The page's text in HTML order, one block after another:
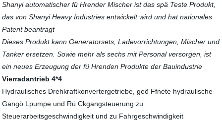
Shanyi automatischer fü Hrender Mischer ist das spä Teste Produkt,
das von Shanyi Heavy Industries entwickelt wird und hat nationales
Patent beantragt
Dieses Produkt kann Generatorsets, Ladevorrichtungen, Mischer und
Tanker ersetzen. Sowie mehr als sechs mit Personal versorgen, ist
ein neues Erzeugung der fü Hrenden Produkte der Bauindustrie
Vierradantrieb 4*4
Hydraulisches Drehkraftkonvertergetriebe, geö Ffnete hydraulische
Gangö Lpumpe und Rü Ckgangsteuerung zu
Steuerarbeitsgeschwindigkeit und zu Fahrgeschwindigkeit